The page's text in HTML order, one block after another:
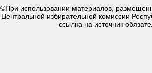
©При использовании материалов,
Центральной избирательной комиссии
ссылка на источник